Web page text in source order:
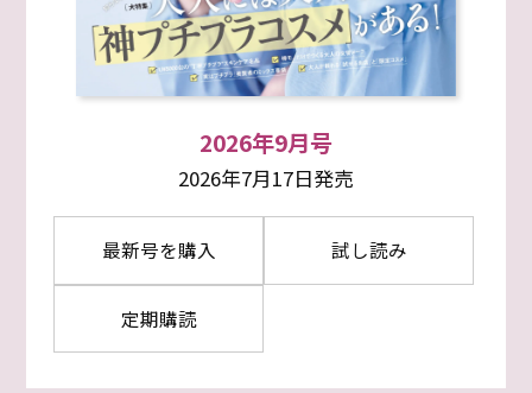
2026年9月号
2026年7月17日発売
最新号を購入 試し読み
定期購読